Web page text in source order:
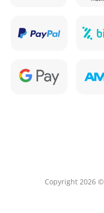
Copyright 2026 ©